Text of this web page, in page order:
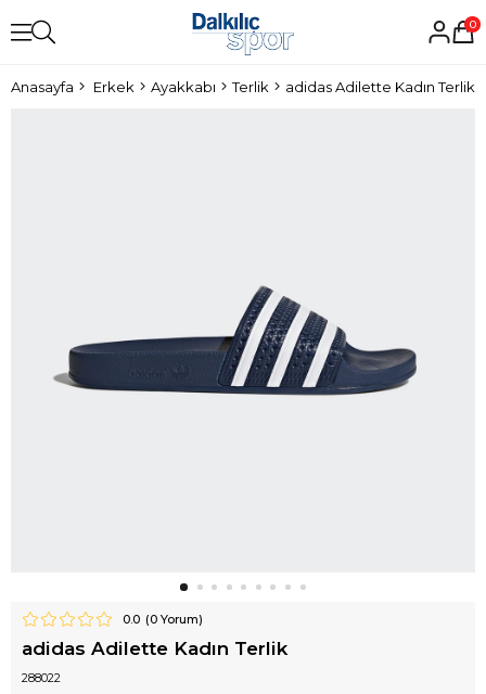
0
Anasayfa Erkek Ayakkabı Terlik adidas Adilette Kadın Terlik
0.0 (0Yorum)
adidas Adilette Kadın Terlik
288022